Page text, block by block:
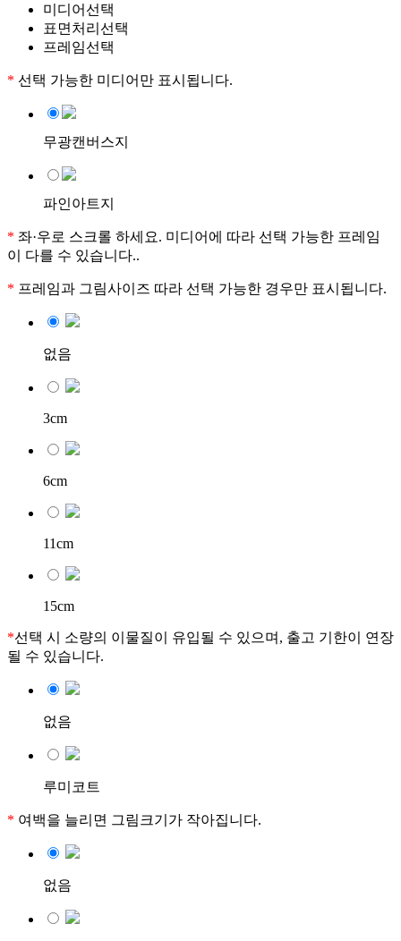
미디어선택
표면처리선택
프레임선택
* 선택 가능한 미디어만 표시됩니다.
무광캔버스지
파인아트지
* 좌·우로 스크롤 하세요. 미디어에 따라 선택 가능한 프레임
이 다를 수 있습니다..
* 프레임과 그림사이즈 따라 선택 가능한 경우만 표시됩니다.
없음
3cm
6cm
11cm
15cm
*선택 시 소량의 이물질이 유입될 수 있으며, 출고 기한이 연장
될 수 있습니다.
없음
루미코트
* 여백을 늘리면 그림크기가 작아집니다.
없음